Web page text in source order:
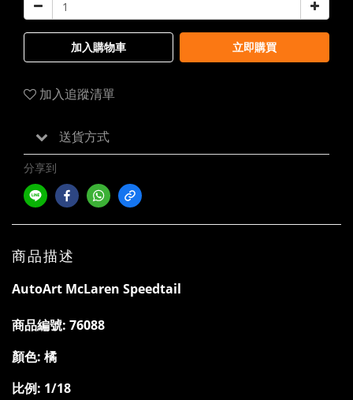
加入購物車 立即購買
加入追蹤清單
送貨方式
分享到
商品描述
AutoArt McLaren Speedtail
商品編號: 76088
顏色: 橘
比例: 1/18